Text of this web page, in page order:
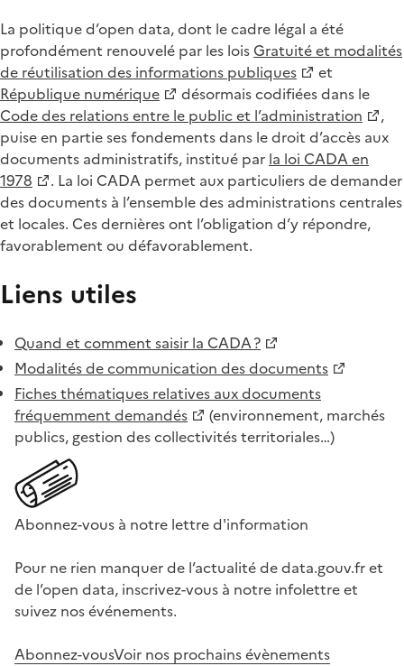
La politique d’open data, dont le cadre légal a été
profondément renouvelé par les loisGratuité et modalités
de réutilisation des informations publiques
et
République numérique
désormais codifiées dans le
Code des relations entre le public et l’administration
,
puise en partie ses fondements dans le droit d’accès aux
documents administratifs, institué par la loi CADA en
1978
. La loi CADA permet aux particuliers de demander
des documents à l’ensemble des administrations centrales
et locales. Ces dernières ont l’obligation d’y répondre,
favorablement ou défavorablement.
Liens utiles
Quand et comment saisir la CADA ?
Modalités de communication des documents
Fiches thématiques relatives aux documents
fréquemment demandés
(environnement, marchés
publics, gestion des collectivités territoriales…)
Abonnez-vous à notre lettre d'information
Pour ne rien manquer de l’actualité de data.gouv.fr et
de l’open data, inscrivez-vous à notre infolettre et
suivez nos événements.
Abonnez-vousVoir nos prochains évènements